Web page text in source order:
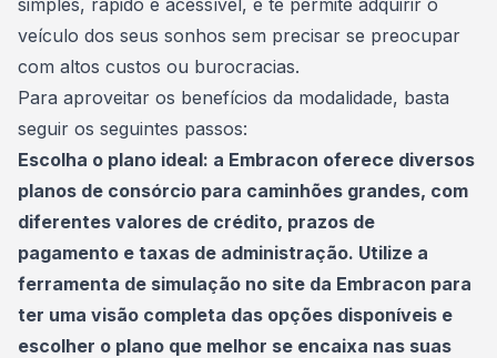
simples, rápido e acessível, e te permite adquirir o
veículo dos seus sonhos sem precisar se preocupar
com altos custos ou burocracias.
Para aproveitar os benefícios da modalidade, basta
seguir os seguintes passos:
Escolha o plano ideal: a Embracon oferece diversos
planos de consórcio para caminhões grandes, com
diferentes valores de crédito, prazos de
pagamento e taxas de administração. Utilize a
ferramenta de simulação no site da Embracon para
ter uma visão completa das opções disponíveis e
escolher o plano que melhor se encaixa nas suas